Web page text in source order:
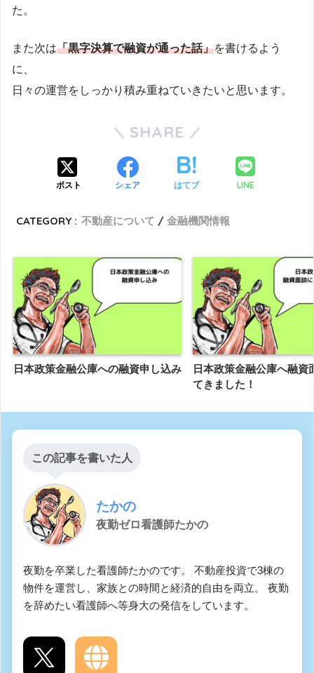
た。
また次は「黒字決算で融資が通った話」を書けるよう
に、
日々の運営をしっかり積み重ねていきたいと思います。
SHARE
ポスト シェア はてブ LINE
CATEGORY : 不動産について 金融機関情報
日本政策金融公庫への融資申し込み
日本政策金融公庫へ融資
てきました！
この記事を書いた人
たかの
夜勤ゼロ看護師たかの
夜勤を卒業した看護師たかのです。 不動産投資で3棟の
物件を運営し、家族との時間と経済的自由を両立。 夜勤
を辞めたい看護師へ等身大の発信をしています。